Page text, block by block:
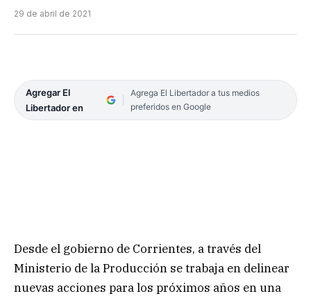
29 de abril de 2021
Agregar El
Libertador en
Agrega El Libertador a tus medios
preferidos en Google
Desde el gobierno de Corrientes, a través del
Ministerio de la Producción se trabaja en delinear
nuevas acciones para los próximos años en una